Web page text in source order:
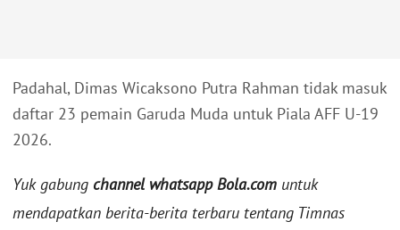
Padahal, Dimas Wicaksono Putra Rahman tidak masuk
daftar 23 pemain Garuda Muda untuk Piala AFF U-19
2026.
Yuk gabung channel whatsapp Bola.com untuk
mendapatkan berita-berita terbaru tentang Timnas